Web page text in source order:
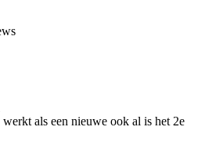
als een nieuwe ook al is het 2e